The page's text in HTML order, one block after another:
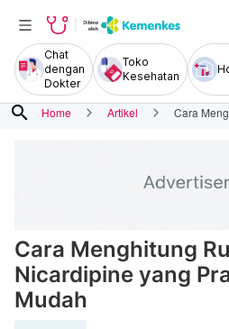
Chat
dengan
Dokter
Toko
Kesehatan
search Home Artikel Cara
Cara Menghitung
Nicardipine yang
Mudah